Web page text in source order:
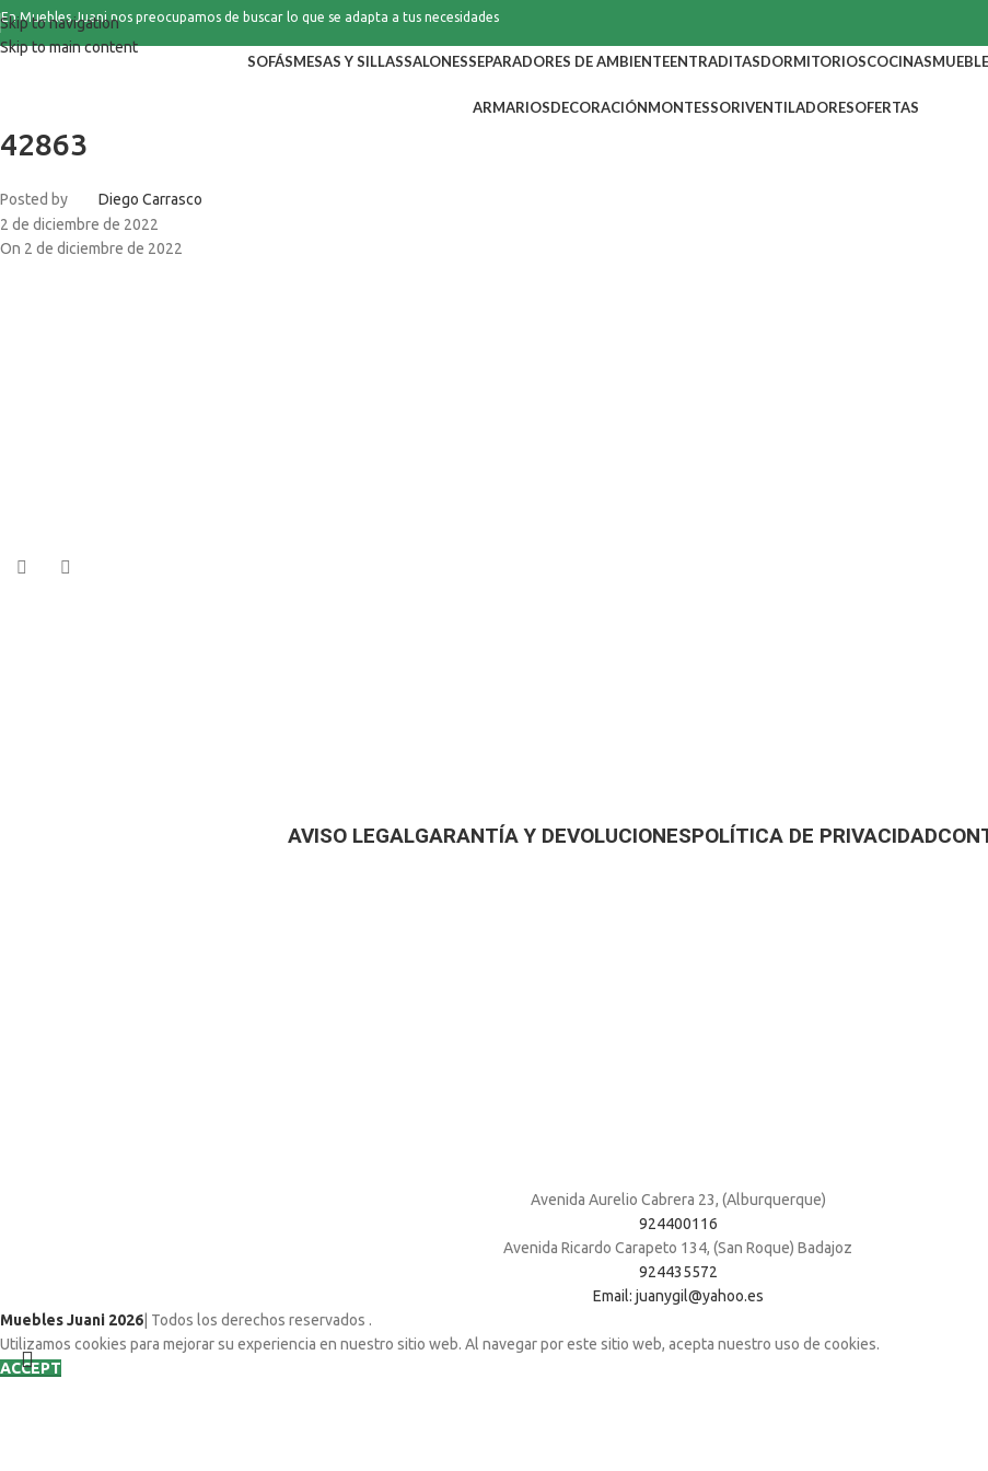
Skip to navigation
Skip to main content
En Muebles Juani nos preocupamos de buscar lo que se adapta a tus necesidades
SOFÁSMESAS Y SILLASSALONESSEPARADORES DE AMBIENTEENTRADITASDORMITORIOSCOCINAS
ARMARIOSDECORACIÓNMONTESSORIVENTILADORESOFERTAS
42863
Posted by
Diego Carrasco
2 de diciembre de 2022
On 2 de diciembre de 2022
AVISO LEGALGARANTÍA Y DEVOLUCIONESPOLÍTICA DE PRIVACIDAD
Avenida Aurelio Cabrera 23, (Alburquerque)
924400116
Avenida Ricardo Carapeto 134, (San Roque) Badajoz
924435572
Email: juanygil@yahoo.es
Muebles Juani 2026 | Todos los derechos reservados .
Utilizamos cookies para mejorar su experiencia en nuestro sitio web. Al navegar por este sitio web, acepta nuestro uso de cookies.
ACCEPT